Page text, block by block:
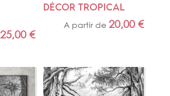
25,00 €
DÉCOR TROPICAL
A partir de20,00€